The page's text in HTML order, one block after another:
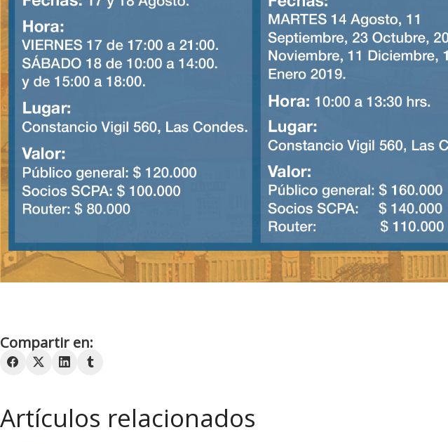
Compartir en:
Artículos relacionados